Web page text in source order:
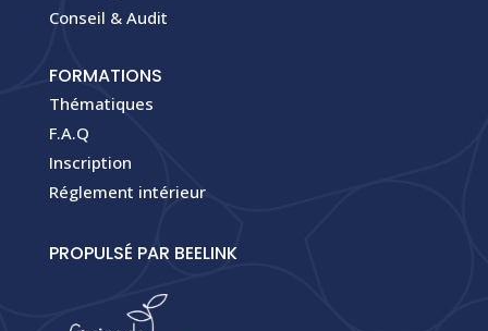
Conseil & Audit
FORMATIONS
Thématiques
F.A.Q
Inscription
Réglement intérieur
PROPULSÉ PAR BEELINK